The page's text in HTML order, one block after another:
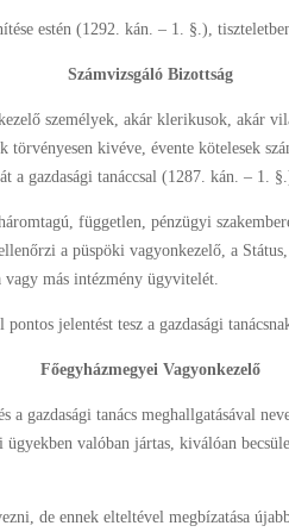
estén (1292. kán. – 1. §.),
Számvizsgáló Bizottság
személyek, akár klerikusok, akár
törvényesen kivéve, évente kötelesek
a gazdasági tanáccsal (1287. kán. – 1.
független, pénzügyi
a püspöki vagyonkezelő, a
más intézmény ügyvitelét.
jelentést tesz a gazdasági
Főegyházmegyei Vagyonkezelő
a gazdasági tanács meghallgatásával
ügyekben valóban jártas, kiválóan
de ennek elteltével megbízatása